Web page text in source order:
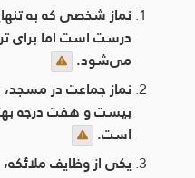
نماز شخصی که به
درست است اما برای
می‌شود.
نماز جماعت در
بیست و هفت درجه
است.
یکی از وظایف